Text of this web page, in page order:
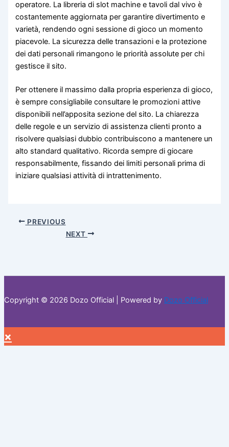
operatore. La libreria di slot machine e tavoli dal vivo è
costantemente aggiornata per garantire divertimento e
varietà, rendendo ogni sessione di gioco un momento
piacevole. La sicurezza delle transazioni e la protezione
dei dati personali rimangono le priorità assolute per chi
gestisce il sito.
Per ottenere il massimo dalla propria esperienza di gioco,
è sempre consigliabile consultare le promozioni attive
disponibili nell’apposita sezione del sito. La chiarezza
delle regole e un servizio di assistenza clienti pronto a
risolvere qualsiasi dubbio contribuiscono a mantenere un
alto standard qualitativo. Ricorda sempre di giocare
responsabilmente, fissando dei limiti personali prima di
iniziare qualsiasi attività di intrattenimento.
PREVIOUS
NEXT
Copyright © 2026 Dozo Official | Powered by Dozo Official
×